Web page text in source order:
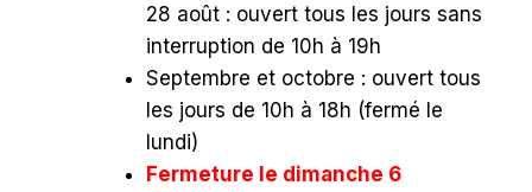
28 août : ouvert tous les jours sans
interruption de 10h à 19h
Septembre et octobre : ouvert tous
les jours de 10h à 18h (fermé le
lundi)
Fermeture le dimanche 6